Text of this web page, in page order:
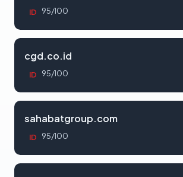
ID 95/100
cgd.co.id
ID 95/100
sahabatgroup.com
ID 95/100